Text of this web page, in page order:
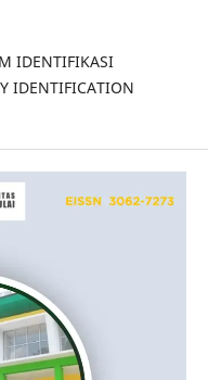
IDENTIFIKASI
IDENTIFICATION